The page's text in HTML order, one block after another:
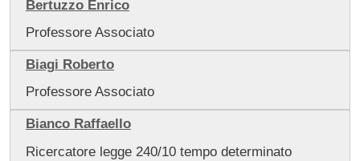
Bertuzzo Enrico
Professore Associato
Biagi Roberto
Professore Associato
Bianco Raffaello
Ricercatore legge 240/10 tempo determinato